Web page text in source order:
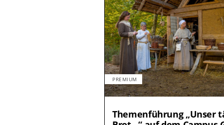
PREMIUM
Themenführung „Unser